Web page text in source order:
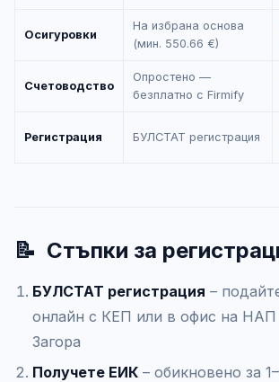
Осигуровки
На избрана основа
(мин. 550.66 €)
Счетоводство
Опростено —
безплатно с Firmify
Регистрация БУЛСТАТ регистрация
📝 Стъпки за
БУЛСТАТ регистрация –
онлайн с КЕП или в офис на НАП
Загора
Получете ЕИК – обикновено за